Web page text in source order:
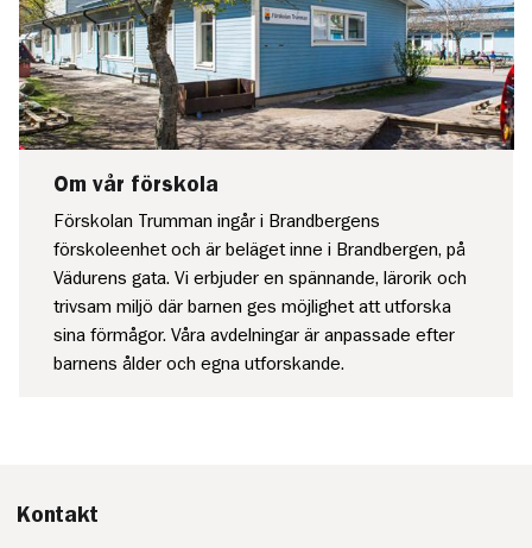
Om vår förskola
Förskolan Trumman ingår i Brandbergens
förskoleenhet och är beläget inne i Brandbergen, på
Vädurens gata. Vi erbjuder en spännande, lärorik och
trivsam miljö där barnen ges möjlighet att utforska
sina förmågor. Våra avdelningar är anpassade efter
barnens ålder och egna utforskande.
Kontakt